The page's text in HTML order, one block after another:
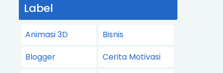
Label
Animasi 3D
Bisnis
Blogger
Cerita Motivasi